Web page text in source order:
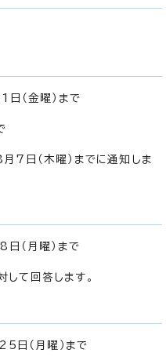
日（金曜）まで
7日（木曜）までに通知しま
（月曜）まで
て回答します。
日（月曜）まで